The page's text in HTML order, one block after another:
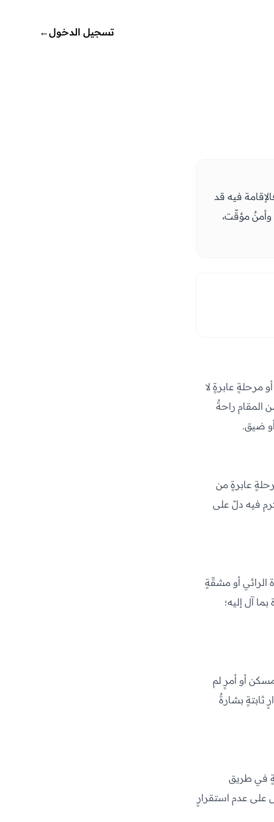
تسجيل الدخول←
فيه قد
مؤقّت،
مرحلةٍ عابرةٍ لا
المقام راحةٌ
ضيق.
عابرةٍ من
فيه دلّ على
أو مشقّةٍ
آل إليه؛
أو أمرٍ لم
ثابتةٍ بشارةٌ
في طريق
على عدم استقرارٍ